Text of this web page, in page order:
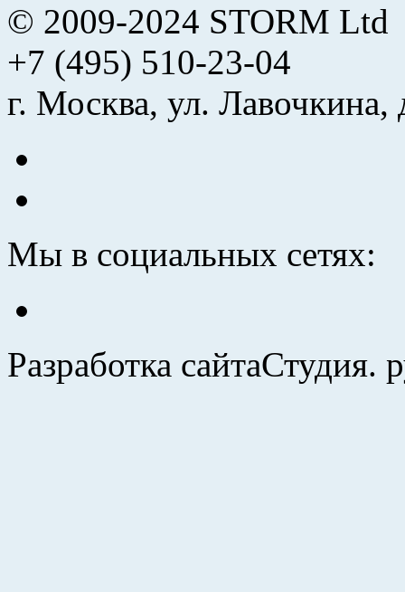
© 2009-2024 STORM Ltd
+7 (495) 510-23-04
г. Москва, ул.
Мы в социальных сетях:
Разработка сайтаСтудия.